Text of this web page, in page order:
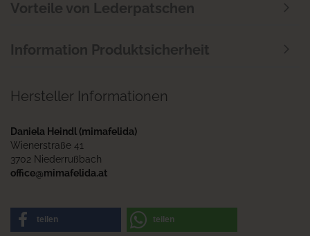
Vorteile von Lederpatschen
Information Produktsicherheit
Hersteller Informationen
Daniela Heindl (mimafelida)
Wienerstraße 41
3702 Niederrußbach
office@mimafelida.at
teilen teilen